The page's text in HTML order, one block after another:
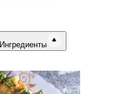
Ингредиенты